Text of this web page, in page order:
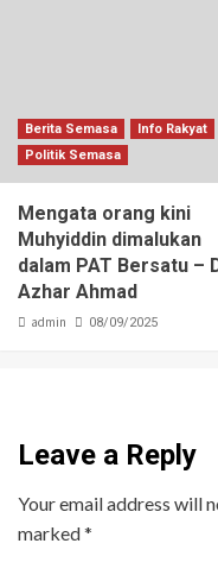
Berita Semasa
Info Rakyat
Politik Semasa
Mengata orang kini
Muhyiddin dimalukan
dalam PAT Bersatu –
Azhar Ahmad
admin 08/09/2025
Leave a Reply
Your email address will
marked*